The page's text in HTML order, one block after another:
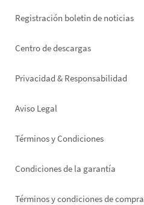
Registración boletin de noticias
Footer
Centro de descargas
Privacidad & Responsabilidad
Aviso Legal
Términos y Condiciones
Condiciones de la garantía
Términos y condiciones de compra